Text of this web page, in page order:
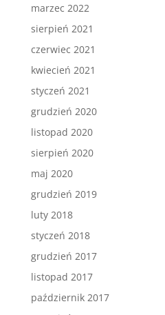
marzec 2022
sierpień 2021
czerwiec 2021
kwiecień 2021
styczeń 2021
grudzień 2020
listopad 2020
sierpień 2020
maj 2020
grudzień 2019
luty 2018
styczeń 2018
grudzień 2017
listopad 2017
październik 2017